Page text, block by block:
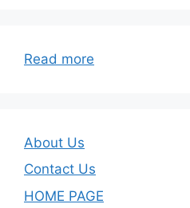
Read more
Pradesh
About Us
Contact Us
HOME PAGE